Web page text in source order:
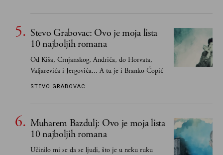
poznavale
Stevo Grabovac: Ovo je moja lista
10 najboljih romana
Od Kiša, Crnjanskog, Andrića, do Horvata,
Valjarevića i Jergovića... A tu je i Branko Ćopić
STEVO GRABOVAC
Muharem Bazdulj: Ovo je moja lista
10 najboljih romana
Učinilo mi se da se ljudi, što je u neku ruku